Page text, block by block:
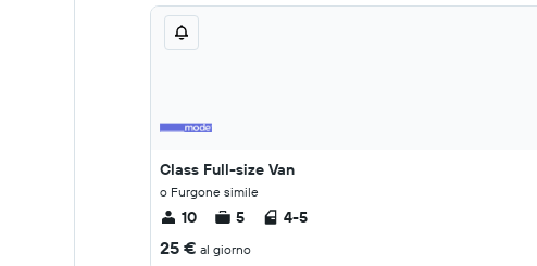
Class Full-size Van
o Furgone simile
10 5 4-5
25 € al giorno